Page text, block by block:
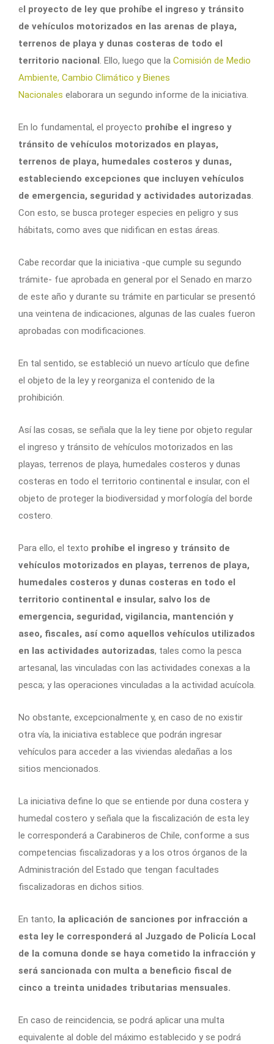
e l proyecto de ley que prohíbe el ingreso y tránsito
de vehículos motorizados en las arenas de playa,
terrenos de playa y dunas costeras de todo el
territorio nacional . Ello, luego que la Comisión de Medio
Ambiente, Cambio Climático y Bienes
Nacionales elaborara un segundo informe de la iniciativa.
En lo fundamental, el proyecto prohíbe el ingreso y
tránsito de vehículos motorizados en playas,
terrenos de playa, humedales costeros y dunas,
estableciendo excepciones que incluyen vehículos
de emergencia, seguridad y actividades autorizadas.
Con esto, se busca proteger especies en peligro y sus
hábitats, como aves que nidifican en estas áreas.
Cabe recordar que la iniciativa -que cumple su segundo
trámite- fue aprobada en general por el Senado en marzo
de este año y durante su trámite en particular se presentó
una veintena de indicaciones, algunas de las cuales fueron
aprobadas con modificaciones.
En tal sentido, se estableció un nuevo artículo que define
el objeto de la ley y reorganiza el contenido de la
prohibición.
Así las cosas, se señala que la ley tiene por objeto regular
el ingreso y tránsito de vehículos motorizados en las
playas, terrenos de playa, humedales costeros y dunas
costeras en todo el territorio continental e insular, con el
objeto de proteger la biodiversidad y morfología del borde
costero.
Para ello, el texto prohíbe el ingreso y tránsito de
vehículos motorizados en playas, terrenos de playa,
humedales costeros y dunas costeras en todo el
territorio continental e insular, salvo los de
emergencia, seguridad, vigilancia, mantención y
aseo, fiscales, así como aquellos vehículos utilizados
en las actividades autorizadas, tales como la pesca
artesanal, las vinculadas con las actividades conexas a la
pesca; y las operaciones vinculadas a la actividad acuícola.
No obstante, excepcionalmente y, en caso de no existir
otra vía, la iniciativa establece que podrán ingresar
vehículos para acceder a las viviendas aledañas a los
sitios mencionados.
La iniciativa define lo que se entiende por duna costera y
humedal costero y señala que la fiscalización de esta ley
le corresponderá a Carabineros de Chile, conforme a sus
competencias fiscalizadoras y a los otros órganos de la
Administración del Estado que tengan facultades
fiscalizadoras en dichos sitios.
En tanto, la aplicación de sanciones por infracción a
esta ley le corresponderá al Juzgado de Policía Local
de la comuna donde se haya cometido la infracción y
será sancionada con multa a beneficio fiscal de
cinco a treinta unidades tributarias mensuales.
En caso de reincidencia, se podrá aplicar una multa
equivalente al doble del máximo establecido y se podrá